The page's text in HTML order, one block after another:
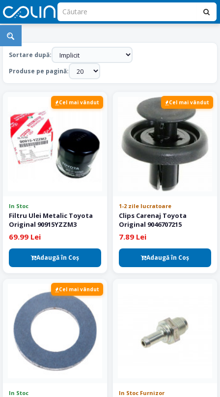
Accesorii
Toyota
Sortare după:
Produse pe pagină:
Cel mai vândut
In Stoc
Filtru Ulei Metalic Toyota
Original 90915YZZM3
69.99 Lei
Adaugă în Coş
Cel mai vândut
1-2 zile lucratoare
Clips Carenaj Toyota
Original 9046707215
7.89 Lei
Adaugă în Coş
Cel mai vândut
In Stoc In Stoc Furnizor